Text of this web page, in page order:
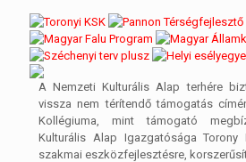
A Nemzeti Kulturális Alap terhére
vissza nem térítendő támogatás
Kollégiuma, mint támogató
Kulturális Alap Igazgatósága Torony
szakmai eszközfejlesztésre,